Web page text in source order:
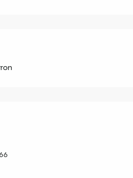
prestations